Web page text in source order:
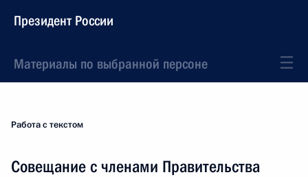
Президент России
Материалы по выбранной персоне
Работа с текстом
Совещание с членами Правительства